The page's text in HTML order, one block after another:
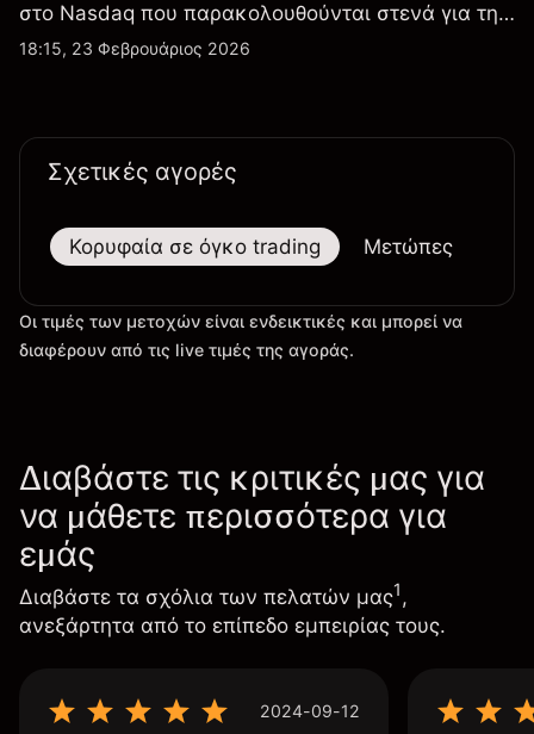
στο Nasdaq που παρακολουθούνται στενά για την
απόδοση κερδών, τα δεδομένα παραδόσεων και
18:15, 23 Φεβρουάριος 2026
Σχετικές αγορές
Κορυφαία σε όγκο trading Μετώπες
Οι τιμές των μετοχών είναι ενδεικτικές και μπορεί να
διαφέρουν από τις live τιμές της αγοράς.
Διαβάστε τις κριτικές μας για
να μάθετε περισσότερα για
εμάς
Διαβάστε τα σχόλια των πελατών μας1,
ανεξάρτητα από το επίπεδο εμπειρίας τους.
2024-09-12